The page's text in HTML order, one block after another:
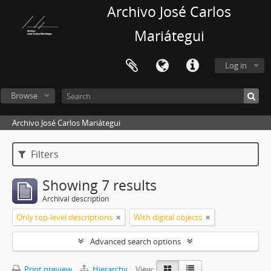
Archivo José Carlos
Mariátegui
Log in
Browse
Archivo José Carlos Mariátegui
Filters
Showing 7 results
Archival description
Only top-level descriptions With digital objects
Advanced search options